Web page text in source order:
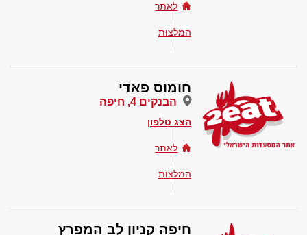
לאתר
המלצות
חומוס פאדי
הבנקים 4, חיפה
הצג טלפון
לאתר
המלצות
חיפה קניון לב המפרץ